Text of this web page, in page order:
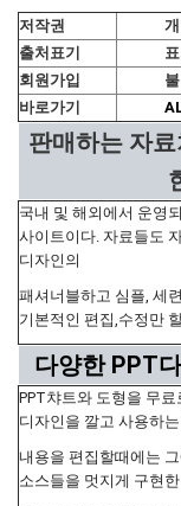
저작권
출처표기
표
회원가입
바로가기
판매하는 자
국내 및 해외에서 운영
사이트이다. 자료들도
디자인의
패셔너블하고 심플, 세
기본적인 편집,수정만
다양한 PPT
PPT챠트와 도형을 무
디자인을 깔고 사용하
내용을 편집할때에는
소스들을 멋지게 구현